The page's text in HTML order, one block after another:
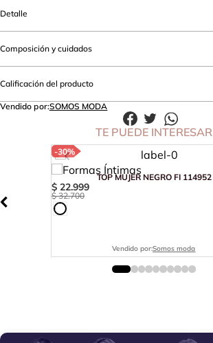
Detalle
Composición y cuidados
Calificación del producto
Vendido por:SOMOS MODA
TE PUEDE INTERESAR
-30%
TOP MUJER NEGRO FI 114952
$ 22.999
$ 32.700
Vendido por:Somos moda